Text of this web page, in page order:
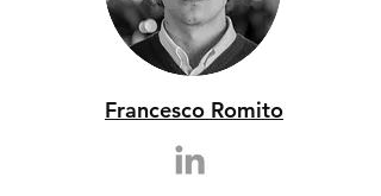
Francesco Romito